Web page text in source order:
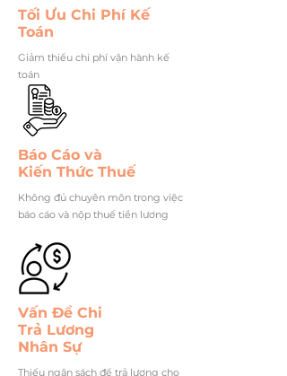
Tối Ưu Chi Phí Kế
Toán
Giảm thiểu chi phí vận hành kế
toán
Báo Cáo và
Kiến Thức Thuế
Không đủ chuyên môn trong việc
báo cáo và nộp thuế tiền lương
Vấn Đề Chi
Trả Lương
Nhân Sự
Thiếu ngân sách để trả lương cho